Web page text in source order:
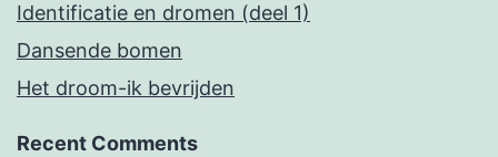
Identificatie en dromen (deel 1)
Dansende bomen
Het droom-ik bevrijden
Recent Comments